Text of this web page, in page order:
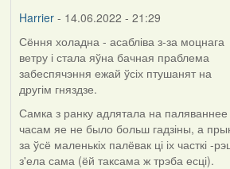
Harrier- 14.06.2022 - 21:29
Сёння холадна - асабліва з-за моцнага
ветру і стала яўна бачная праблема
забеспячэння ежай ўсіх птушанят на
другім гняздзе.
Самка з ранку адлятала на паляваннее
часам яе не было больш гадзіны, а
за ўсё маленькіх палёвак ці іх часткі -
з'ела сама (ёй таксама ж трэба есці).